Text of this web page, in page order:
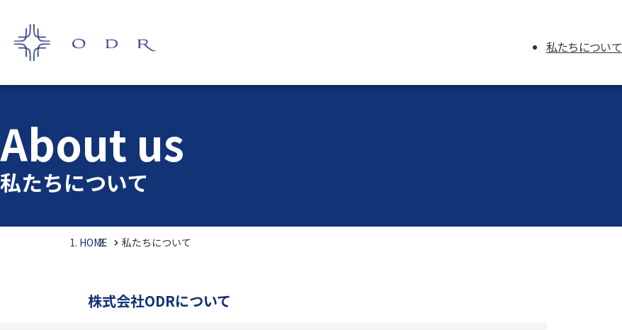
私たちについて
About us
私たちについて
HOME 私たちについて
株式会社ODRについて